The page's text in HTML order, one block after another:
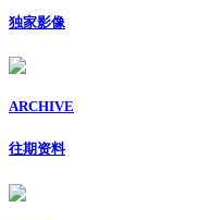
独家影像
ARCHIVE
往期资料